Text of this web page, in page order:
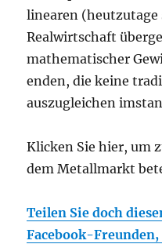
linearen
Realwirtschaft
mathematischer
enden, die keine
auszugleichen
Klicken Sie hier, um
dem Metallmarkt
Teilen Sie doch
Facebook-